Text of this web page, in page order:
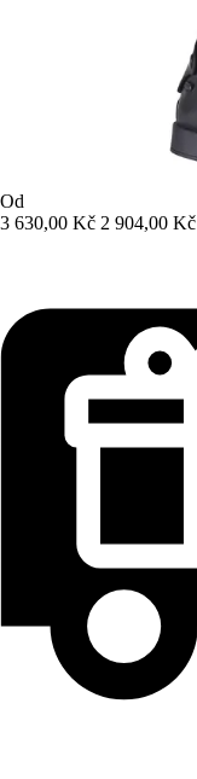
Od
3 630,00 Kč 2 904,00 Kč